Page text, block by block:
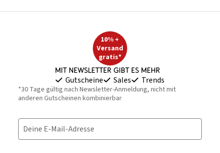
10% +
Versand
gratis*
Mit Newsletter gibt es mehr
Gutscheine Sales Trends
*30 Tage gültig nach Newsletter-Anmeldung, nicht mit
anderen Gutscheinen kombinierbar
Deine E-Mail-Adresse